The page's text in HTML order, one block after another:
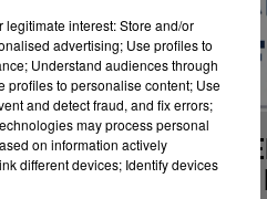
LES
CHANTE
interest: Store and/or
advertising; Use profiles to
Understand audiences through
profiles to personalise content; Use
and detect fraud, and fix errors;
may process personal
on information actively
different devices; Identify devices